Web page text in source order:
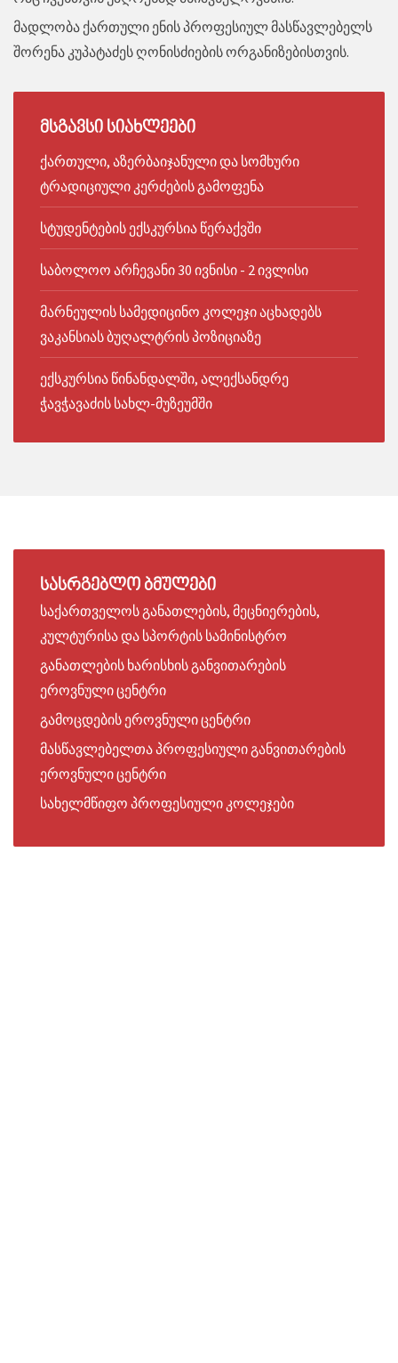
მადლობა ქართული ენის პროფესიულ მასწავლებელს
შორენა კუპატაძეს ღონისძიების ორგანიზებისთვის.
ᲛᲡᲒᲐᲕᲡᲘ ᲡᲘᲐᲮᲚᲔᲔᲑᲘ
ქართული, აზერბაიჯანული და სომხური
ტრადიციული კერძების გამოფენა
სტუდენტების ექსკურსია წერაქვში
საბოლოო არჩევანი 30 ივნისი - 2 ივლისი
მარნეულის სამედიცინო კოლეჯი აცხადებს
ვაკანსიას ბუღალტრის პოზიციაზე
ექსკურსია წინანდალში, ალექსანდრე
ჭავჭავაძის სახლ-მუზეუმში
ᲡᲐᲡᲠᲒᲔᲑᲚᲝ ᲑᲛᲣᲚᲔᲑᲘ
საქართველოს განათლების, მეცნიერების,
კულტურისა და სპორტის სამინისტრო
განათლების ხარისხის განვითარების
ეროვნული ცენტრი
გამოცდების ეროვნული ცენტრი
მასწავლებელთა პროფესიული განვითარების
ეროვნული ცენტრი
სახელმწიფო პროფესიული კოლეჯები